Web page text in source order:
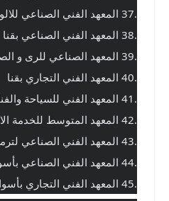
.37 المعهد الفني الصناعي للالومنيوم بنجع حمادي
.38 المعهد الفني الصناعي بقنا
.39 المعهد الصناعي للرى و الصرف والمساحة بقنا
.40 المعهد الفني التجاري بقنا
.41 المعهد الفني للسياحة والفنادق بقنا
.42 المعهد المتوسط للخدمة الاجتماعية بقنا
.43 المعهد الفني الصناعي لترميم الاثار بالاقصر
.44 المعهد الفني الصناعي بأسوان
.45 المعهد الفني التجاري بأسوان